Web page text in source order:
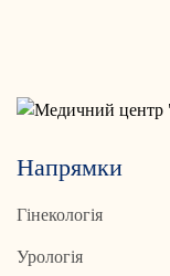
Напрямки
Гінекологія
Урологія